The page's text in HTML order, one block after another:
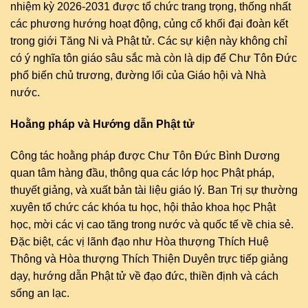
nhiệm kỳ 2026-2031 được tổ chức trang trọng, thống nhất
các phương hướng hoạt động, củng cố khối đại đoàn kết
trong giới Tăng Ni và Phật tử. Các sự kiện này không chỉ
có ý nghĩa tôn giáo sâu sắc mà còn là dịp để Chư Tôn Đức
phổ biến chủ trương, đường lối của Giáo hội và Nhà
nước.
Hoằng pháp và Hướng dẫn Phật tử
Công tác hoằng pháp được Chư Tôn Đức Bình Dương
quan tâm hàng đầu, thông qua các lớp học Phật pháp,
thuyết giảng, và xuất bản tài liệu giáo lý. Ban Trị sự thường
xuyên tổ chức các khóa tu học, hội thảo khoa học Phật
học, mời các vị cao tăng trong nước và quốc tế về chia sẻ.
Đặc biệt, các vị lãnh đạo như Hòa thượng Thích Huệ
Thông và Hòa thượng Thích Thiện Duyên trực tiếp giảng
dạy, hướng dẫn Phật tử về đạo đức, thiền định và cách
sống an lạc.